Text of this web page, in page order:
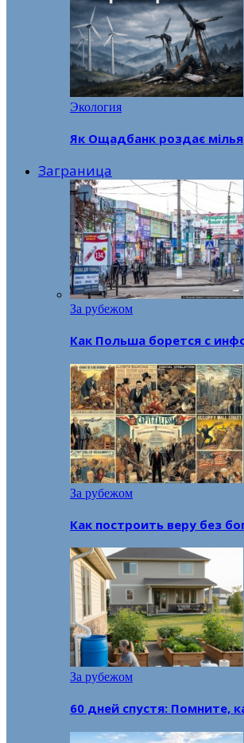
Экология
Як Ощадбанк роздає
Заграница
За рубежом
Как Польша борется с
За рубежом
Как построить веру без
За рубежом
60 дней спустя: Помните,